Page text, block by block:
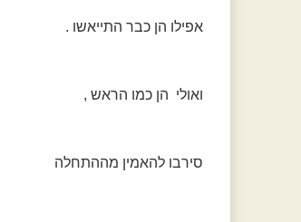
אפילו הן כבר התייאשו .
ואולי הן כמו הראש ,
סירבו להאמין מההתחלה